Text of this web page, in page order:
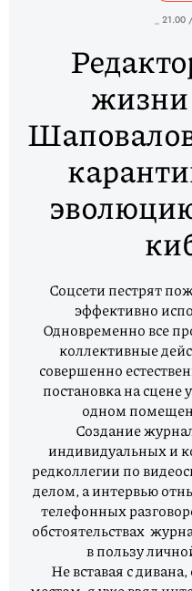
_ 21.00
жизни
Соцсети пестрят
эффективно
Одновременно все
коллективные
совершенно
постановка на сцене
одном
Создание
индивидуальных и
редколлегии по
делом, а интервью
телефонных
обстоятельствах
в пользу
Не вставая с